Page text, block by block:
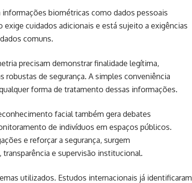
informações biométricas como dados pessoais
cuidados adicionais e está sujeito a exigências
comuns.
precisam demonstrar finalidade legítima,
robustas de segurança. A simples conveniência
forma de tratamento dessas informações.
facial também gera debates
de indivíduos em espaços públicos.
e reforçar a segurança, surgem
e supervisão institucional.
utilizados. Estudos internacionais já identificaram